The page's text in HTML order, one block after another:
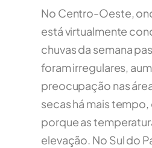
No Centro-Oeste,
está virtualmente
chuvas da semana
foram irregulares,
preocupação nas
secas há mais
porque as
elevação. No Sul do